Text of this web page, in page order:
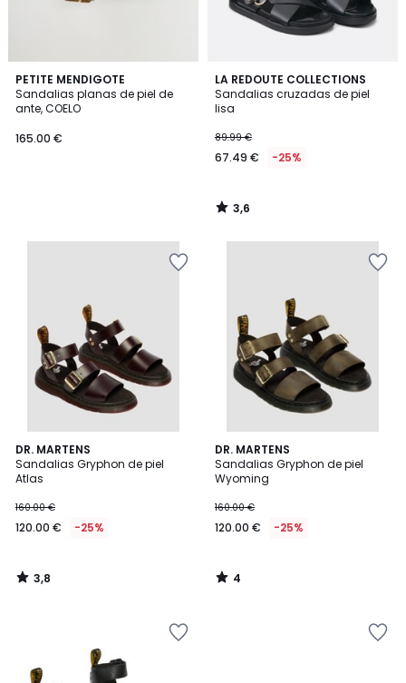
PETITE MENDIGOTE
Sandalias planas de piel de
ante, COELO
165.00 €
LA REDOUTE COLLECTIONS
Sandalias cruzadas de piel
lisa
89.99 €
67.49 € -25%
3,6
/ 5
3,6
/
DR. MARTENS
Sandalias Gryphon de piel
Atlas
160.00 €
120.00 € -25%
3,8
/ 5
3,8
/
DR. MARTENS
Sandalias Gryphon de piel
Wyoming
160.00 €
120.00 € -25%
4
/
5
4
/